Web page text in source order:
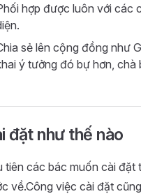
hợp được luôn với các
sẻ lên cộng đồng như
ý tưởng đó bự hơn, chà
đặt như thế nào
tiên các bác muốn cài đặt
về.Công việc cài đặt